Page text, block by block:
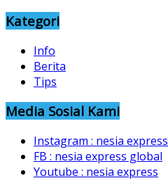
Kategori
Info
Berita
Tips
Media Sosial Kami
Instagram : nesia express
FB : nesia express global
Youtube : nesia express